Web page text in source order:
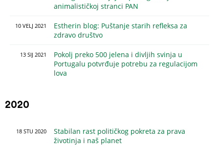
animalističkoj stranci PAN
10 VELJ 2021
Estherin blog: Puštanje starih refleksa za
zdravo društvo
13 SIJ 2021
Pokolj preko 500 jelena i divljih svinja u
Portugalu potvrđuje potrebu za regulacijom
lova
2020
18 STU 2020
Stabilan rast političkog pokreta za prava
životinja i naš planet